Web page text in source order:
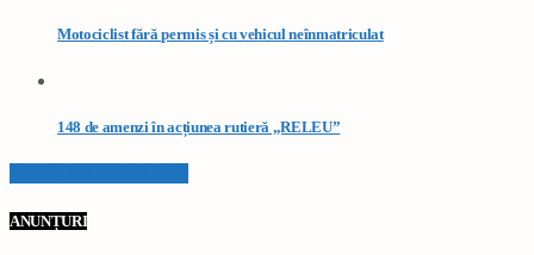
Motociclist fără permis și cu vehicul neînmatriculat
148 de amenzi în acțiunea rutieră „RELEU”
ANUNȚURI